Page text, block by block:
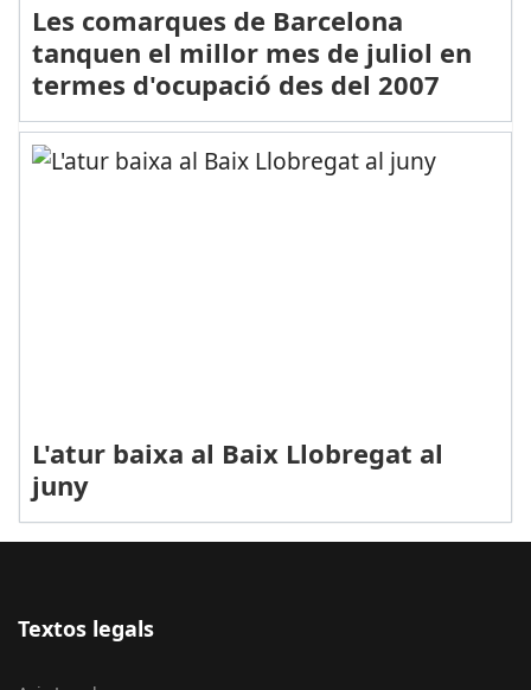
Les comarques de Barcelona
tanquen el millor mes de juliol en
termes d'ocupació des del 2007
L'atur baixa al Baix Llobregat al
juny
Textos legals